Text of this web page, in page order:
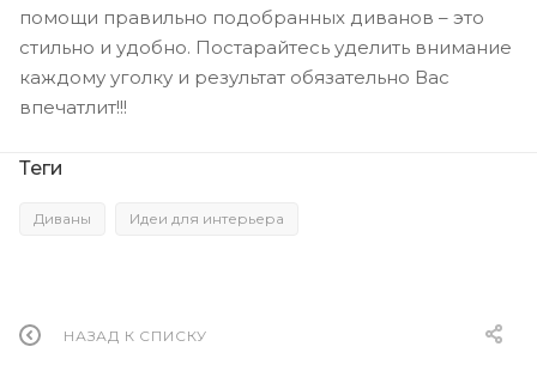
помощи правильно подобранных диванов – это
стильно и удобно. Постарайтесь уделить внимание
каждому уголку и результат обязательно Вас
впечатлит!!!
Теги
Диваны Идеи для интерьера
НАЗАД К СПИСКУ